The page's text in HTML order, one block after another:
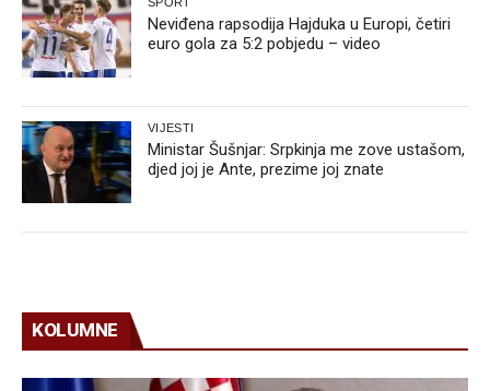
Neviđena rapsodija Hajduka u Europi, četiri
euro gola za 5:2 pobjedu – video
VIJESTI
Ministar Šušnjar: Srpkinja me zove ustašom,
djed joj je Ante, prezime joj znate
KOLUMNE